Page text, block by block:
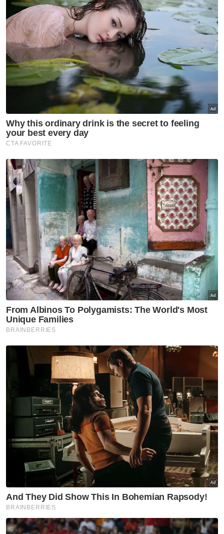
Ringkasan AI
Kerajaan akan mengehadkan pembukaan
akaun media sosial baharu bagi kanak-
kanak bawah 16 tahun.
Pelaksanaan ini dijangka bermula seawal
pertengahan tahun ini, mungkin seawal
hujung Jun.
MCMC sedang meneliti kaedah
pengesahan umur bersama penyedia
perkhidmatan media sosial.
Teknologi AI tidak akan sepenuhnya
berita.
Kerajaan memperkenalkan Dana Inovasi
Media bernilai RM30 juta untuk
memanfaatkan teknologi AI.
Muat turun aplikasi Sinar Harian.Klik di sini!
MCMC
Had Umur
Media Sosial
Artikel Disyorkan
Nasional
Tindakan sita kontena muatan
ke Israel bukti ketegasan
Malaysia - Anwar
JMD 2026 perkasa rakyat ke
arah negara AI